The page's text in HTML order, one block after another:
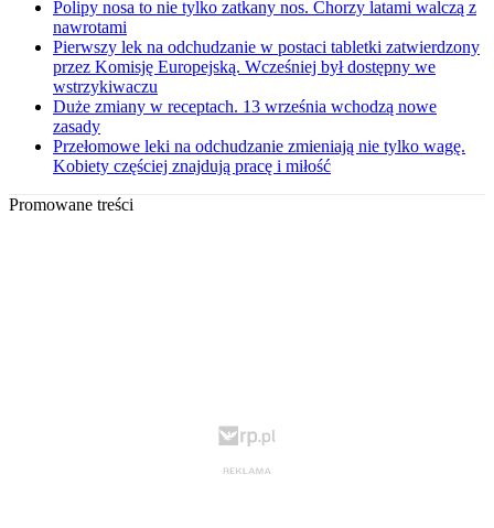
Polipy nosa to nie tylko zatkany nos. Chorzy latami walczą z
nawrotami
Pierwszy lek na odchudzanie w postaci tabletki zatwierdzony
przez Komisję Europejską. Wcześniej był dostępny we
wstrzykiwaczu
Duże zmiany w receptach. 13 września wchodzą nowe
zasady
Przełomowe leki na odchudzanie zmieniają nie tylko wagę.
Kobiety częściej znajdują pracę i miłość
Promowane treści